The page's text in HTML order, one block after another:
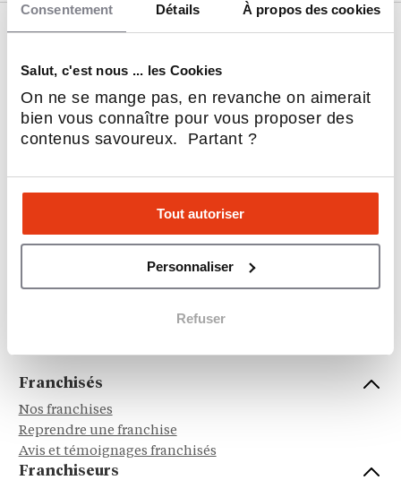
Consentement Détails À propos des cookies
Salut, c'est nous ... les Cookies
On ne se mange pas, en revanche on aimerait
bien vous connaître pour vous proposer des
contenus savoureux. Partant ?
Tout autoriser
Personnaliser
Refuser
Nos franchises
Restauration rapide (Fast-Food)
Restauration
Immobilier
Beauté & Bien-être
Service aux entreprises
Sociétal, RSE & écologie
Hôtellerie & Camping
Automobile, Moto et Cycle
Franchisés
Nos franchises
Reprendre une franchise
Avis et témoignages franchisés
Franchiseurs